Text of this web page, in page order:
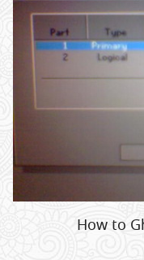
Search
for:
How to